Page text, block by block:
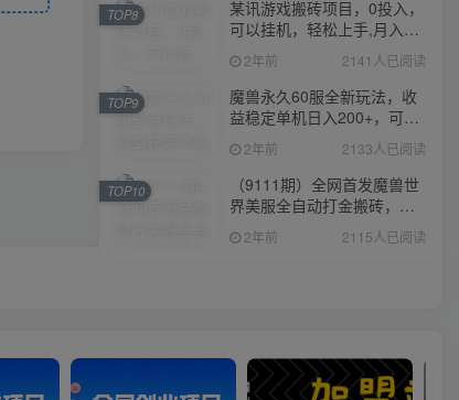
某讯游戏搬砖项目，0投入，
可以挂机，轻松上手,月入
3000+上不封顶
2年前 2141人已阅读
TOP8
魔兽永久60服全新玩法，收
益稳定单机日入200+，可以
多开矩阵操作。
2年前 2133人已阅读
TOP9
（9111期）全网首发魔兽世
界美服全自动打金搬砖，日
入1000+，简单好操作，保
姆级教学
2年前 2115人已阅读
TOP10